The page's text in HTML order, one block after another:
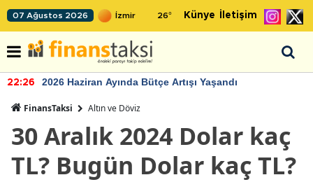
07 Ağustos 2026 26° Künye İletişim
22:26 2026 Haziran Ayında Bütçe Artışı Yaşandı
FinansTaksi Altın ve Döviz
30 Aralık 2024 Dolar kaç
TL? Bugün Dolar kaç TL?